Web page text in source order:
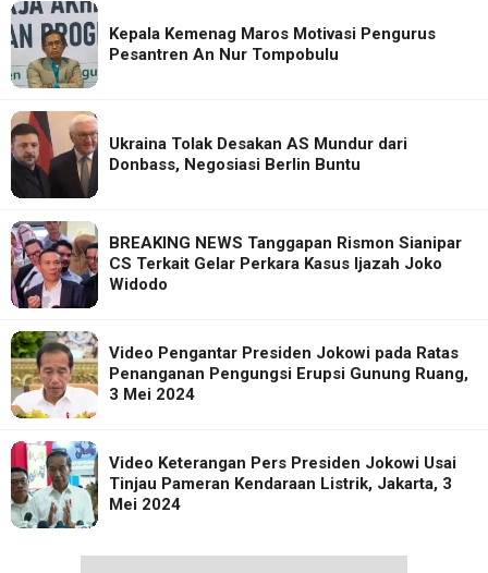
Kepala Kemenag Maros Motivasi Pengurus
Pesantren An Nur Tompobulu
Ukraina Tolak Desakan AS Mundur dari
Donbass, Negosiasi Berlin Buntu
BREAKING NEWS Tanggapan Rismon Sianipar
CS Terkait Gelar Perkara Kasus Ijazah Joko
Widodo
Video Pengantar Presiden Jokowi pada Ratas
Penanganan Pengungsi Erupsi Gunung Ruang,
3 Mei 2024
Video Keterangan Pers Presiden Jokowi Usai
Tinjau Pameran Kendaraan Listrik, Jakarta, 3
Mei 2024